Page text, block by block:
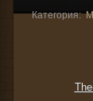
Категория: